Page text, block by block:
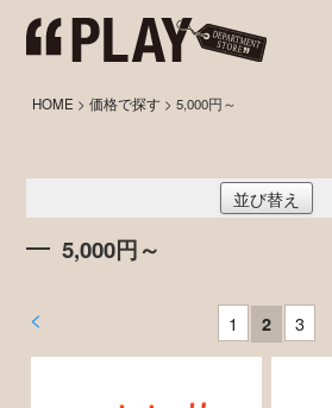
HOME >価格で探す > 5,000円～
並び替え
5,000円～
< 1 2 3